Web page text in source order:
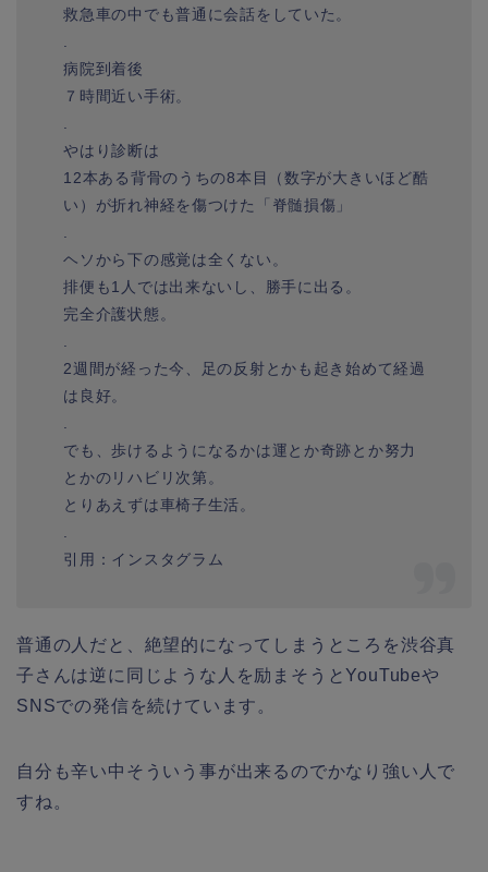
救急車の中でも普通に会話をしていた。
病院到着後
７時間近い手術。
やはり診断は
12本ある背骨のうちの8本目（数字が大きいほど酷
い）が折れ神経を傷つけた「脊髄損傷」
ヘソから下の感覚は全くない。
排便も1人では出来ないし、勝手に出る。
完全介護状態。
2週間が経った今、足の反射とかも起き始めて経過
は良好。
でも、歩けるようになるかは運とか奇跡とか努力
とかのリハビリ次第。
とりあえずは車椅子生活。
引用：インスタグラム
普通の人だと、絶望的になってしまうところを渋谷真
子さんは逆に同じような人を励まそうとYouTubeや
SNSでの発信を続けています。
自分も辛い中そういう事が出来るのでかなり強い人で
すね。